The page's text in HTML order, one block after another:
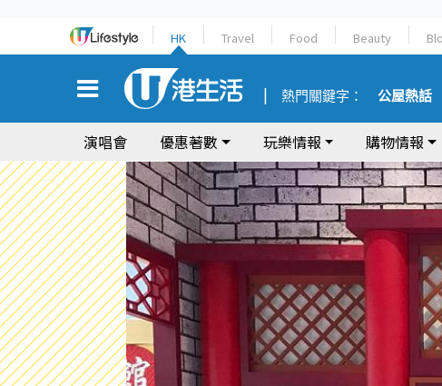
HK Travel Food Beauty
熱門關鍵字： 公屋熱話
演唱會 優惠著數 玩樂情報 購物情報